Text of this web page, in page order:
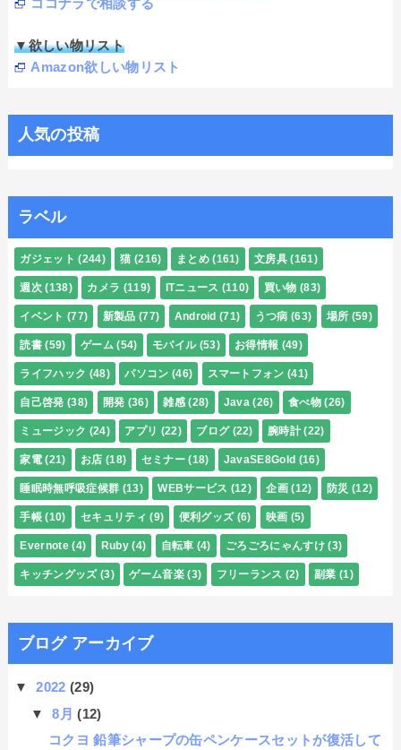
▼欲しい物リスト
Amazon欲しい物リスト
人気の投稿
ラベル
ガジェット (244) 猫 (216) まとめ (161) 文房具 (161)
週次 (138) カメラ (119) ITニュース (110) 買い物 (83)
イベント (77) 新製品 (77) Android (71) うつ病 (63) 場所 (59)
読書 (59) ゲーム (54) モバイル (53) お得情報 (49)
ライフハック (48) パソコン (46) スマートフォン (41)
自己啓発 (38) 開発 (36) 雑感 (28) Java (26) 食べ物 (26)
ミュージック (24) アプリ (22) ブログ (22) 腕時計 (22)
家電 (21) お店 (18) セミナー (18) JavaSE8Gold (16)
睡眠時無呼吸症候群 (13) WEBサービス (12) 企画 (12) 防災 (12)
手帳 (10) セキュリティ (9) 便利グッズ (6) 映画 (5)
Evernote (4) Ruby (4) 自転車 (4) ごろごろにゃんすけ (3)
キッチングッズ (3) ゲーム音楽 (3) フリーランス (2) 副業 (1)
ブログ アーカイブ
▼2022(29)
▼8月(12)
コクヨ 鉛筆シャープの缶ペンケースセットが復活して